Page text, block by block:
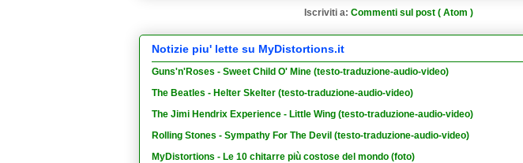
Iscriviti a: Commenti sul post ( Atom )
Notizie piu' lette su MyDistortions.it
Guns'n'Roses - Sweet Child O' Mine (testo-traduzione-audio-video)
The Beatles - Helter Skelter (testo-traduzione-audio-video)
The Jimi Hendrix Experience - Little Wing (testo-traduzione-audio-video)
Rolling Stones - Sympathy For The Devil (testo-traduzione-audio-video)
MyDistortions - Le 10 chitarre più costose del mondo (foto)